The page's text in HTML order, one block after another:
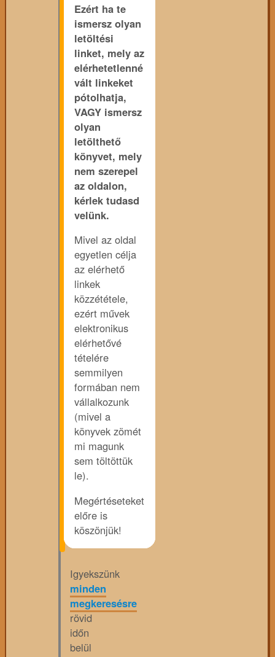
Ezért ha te
ismersz olyan
letöltési
linket, mely az
elérhetetlenné
vált linkeket
pótolhatja,
VAGY ismersz
olyan
letölthető
könyvet, mely
nem szerepel
az oldalon,
kérlek tudasd
velünk.
Mivel az oldal
egyetlen célja
az elérhető
linkek
közzététele,
ezért művek
elektronikus
elérhetővé
tételére
semmilyen
formában nem
vállalkozunk
(mivel a
könyvek zömét
mi magunk
sem töltöttük
le).
Megértéseteket
előre is
köszönjük!
Igyekszünk
minden
megkeresésre
rövid
időn
belül